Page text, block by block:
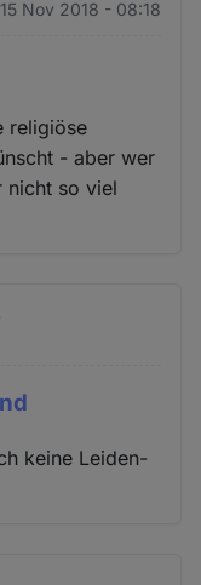
Nov 2018 - 08:18
religiöse
- aber wer
nicht so viel
keine Leiden-